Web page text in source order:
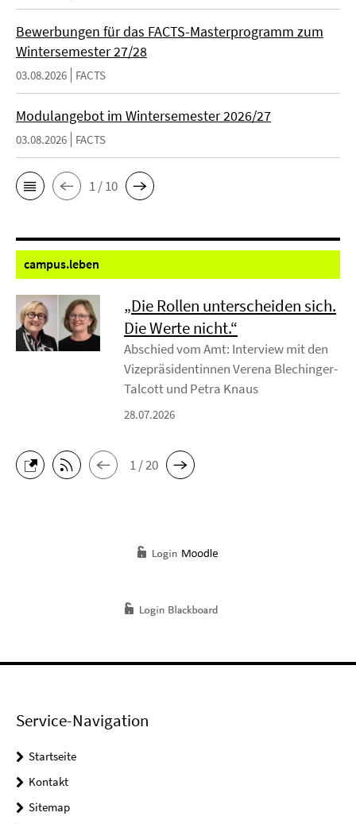
Bewerbungen für das FACTS-Masterprogramm zum
Wintersemester 27/28
03.08.2026 FACTS
Modulangebot im Wintersemester 2026/27
03.08.2026 FACTS
1 / 10
campus.leben
„Die Rollen unterscheiden sich.
Die Werte nicht.“
Abschied vom Amt: Interview mit den
Vizepräsidentinnen Verena Blechinger-
Talcott und Petra Knaus
28.07.2026
1 / 20
Service-Navigation
Startseite
Kontakt
Sitemap